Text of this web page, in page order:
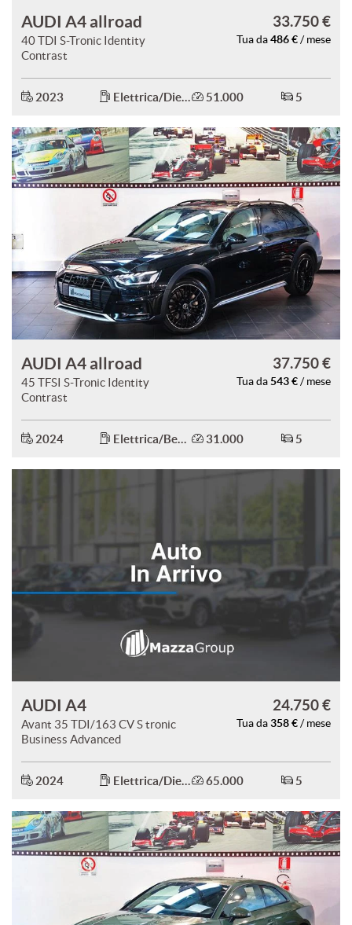
AUDI A4 allroad
40 TDI S-Tronic Identity
Contrast
33.750 €
Tua da 486 € / mese
2023 Elettrica/Diesel 51.000 5
AUDI A4 allroad
45 TFSI S-Tronic Identity
Contrast
37.750 €
Tua da 543 € / mese
2024 Elettrica/Benzina 31.000 5
AUDI A4
Avant 35 TDI/163 CV S tronic
Business Advanced
24.750 €
Tua da 358 € / mese
2024 Elettrica/Diesel 65.000 5